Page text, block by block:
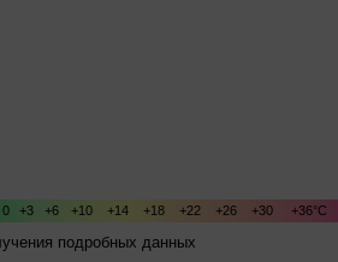
подробных данных